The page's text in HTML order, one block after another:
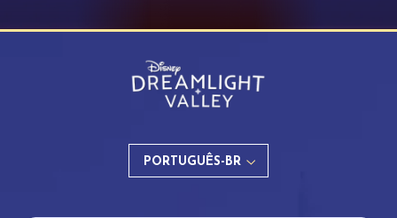
PORTUGUÊS-BR